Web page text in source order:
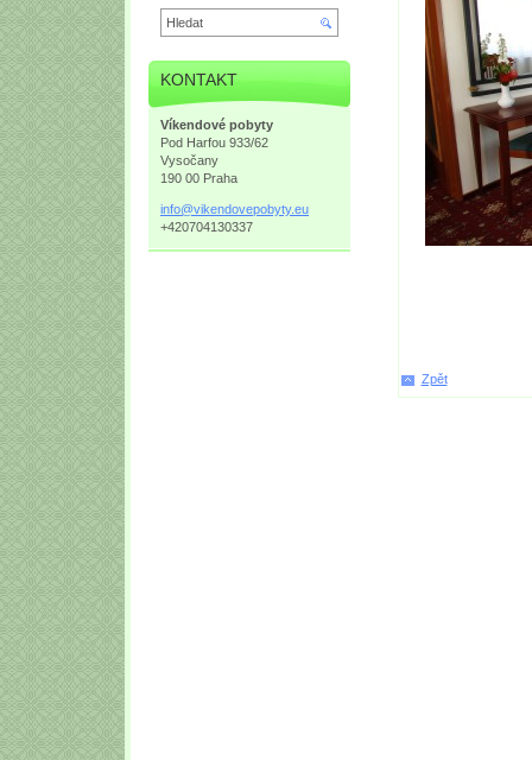
Zpět
KONTAKT
Víkendové pobyty
Pod Harfou 933/62
Vysočany
190 00 Praha
info@vikendovepobyty.eu
+420704130337